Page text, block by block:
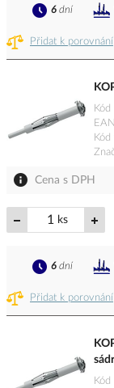
Přidat k porovnání
6 dní
EAN
Cena s DPH
ks
Přidat k porovnání
6 dní